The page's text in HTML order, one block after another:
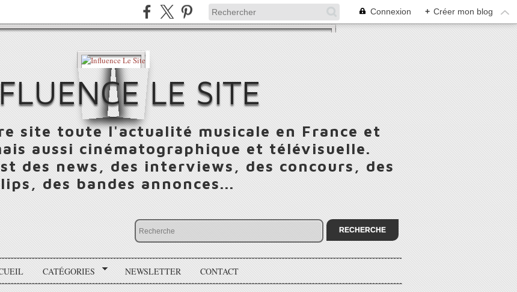
Connexion + Créer mon blog
LE SITE
site toute l'actualité musicale en France et
aussi cinématographique et télévisuelle.
des news, des interviews, des concours, des
des bandes annonces...
CATÉGORIES NEWSLETTER CONTACT